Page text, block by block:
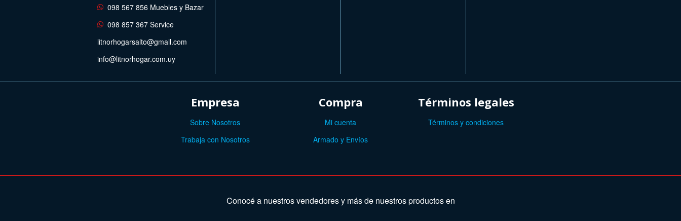
098 567 856 Muebles y Bazar
098 857 367 Service
litnorhogarsalto@gmail.com
info@litnorhogar.com.uy
Empresa
Sobre Nosotros
Trabaja con Nosotros
Compra
Mi cuenta
Armado y Envíos
Términos legales
Términos y condiciones
Conocé a nuestros vendedores y más de nuestros productos en